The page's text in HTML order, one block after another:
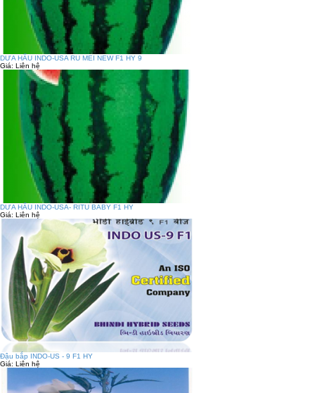
DƯA HẤU INDO-USA RU MEI NEW F1 HY 9
Giá: Liên hệ
DƯA HẤU INDO-USA- RITU BABY F1 HY
Giá: Liên hệ
Đậu bắp INDO-US - 9 F1 HY
Giá: Liên hệ